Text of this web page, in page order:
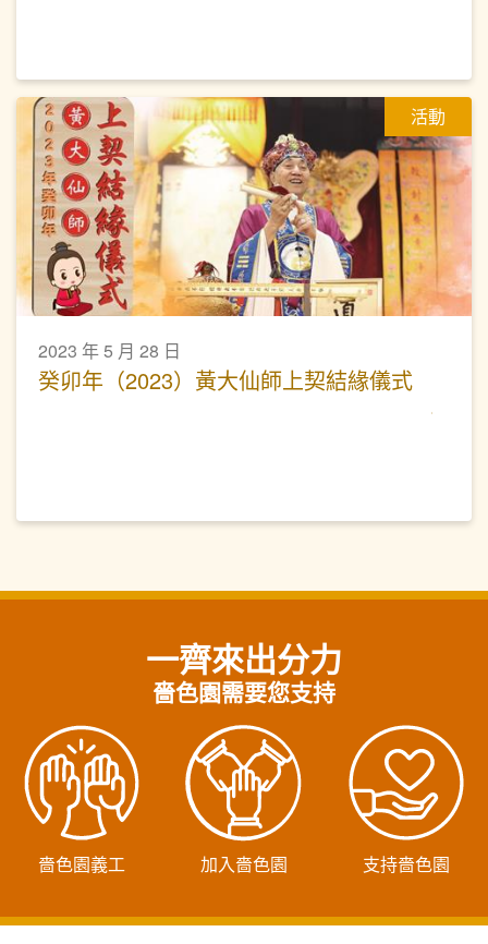
活動
2023 年 5 月 28 日
癸卯年（2023）黃大仙師上契結緣儀式
一齊來出分力
嗇色園需要您支持
嗇色園義工 加入嗇色園 支持嗇色園